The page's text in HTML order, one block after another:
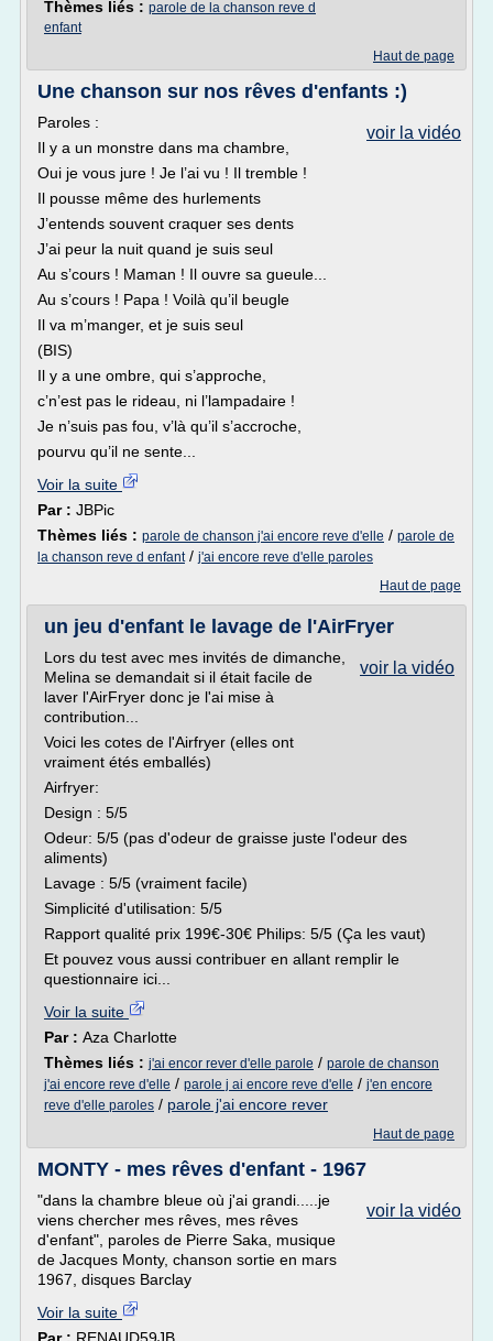
Thèmes liés : parole de la chanson reve d
enfant
Haut de page
Une chanson sur nos rêves d'enfants :)
voir la vidéo
Paroles :
Il y a un monstre dans ma chambre,
Oui je vous jure ! Je l’ai vu ! Il tremble !
Il pousse même des hurlements
J’entends souvent craquer ses dents
J’ai peur la nuit quand je suis seul
Au s’cours ! Maman ! Il ouvre sa gueule...
Au s’cours ! Papa ! Voilà qu’il beugle
Il va m’manger, et je suis seul
(BIS)
Il y a une ombre, qui s’approche,
c’n’est pas le rideau, ni l’lampadaire !
Je n’suis pas fou, v’là qu’il s’accroche,
pourvu qu’il ne sente...
Voir la suite
Par : JBPic
Thèmes liés : parole de chanson j'ai encore reve d'elle / parole de
la chanson reve d enfant/ j'ai encore reve d'elle paroles
Haut de page
un jeu d'enfant le lavage de l'AirFryer
voir la vidéo
Lors du test avec mes invités de dimanche,
Melina se demandait si il était facile de
laver l'AirFryer donc je l'ai mise à
contribution...
Voici les cotes de l'Airfryer (elles ont
vraiment étés emballés)
Airfryer:
Design : 5/5
Odeur: 5/5 (pas d'odeur de graisse juste l'odeur des
aliments)
Lavage : 5/5 (vraiment facile)
Simplicité d'utilisation: 5/5
Rapport qualité prix 199€-30€ Philips: 5/5 (Ça les vaut)
Et pouvez vous aussi contribuer en allant remplir le
questionnaire ici...
Voir la suite
Par : Aza Charlotte
Thèmes liés : j'ai encor rever d'elle parole / parole de chanson
j'ai encore reve d'elle / parole j ai encore reve d'elle / j'en encore
reve d'elle paroles / parole j'ai encore rever
Haut de page
MONTY - mes rêves d'enfant - 1967
voir la vidéo
"dans la chambre bleue où j'ai grandi.....je
viens chercher mes rêves, mes rêves
d'enfant", paroles de Pierre Saka, musique
de Jacques Monty, chanson sortie en mars
1967, disques Barclay
Voir la suite